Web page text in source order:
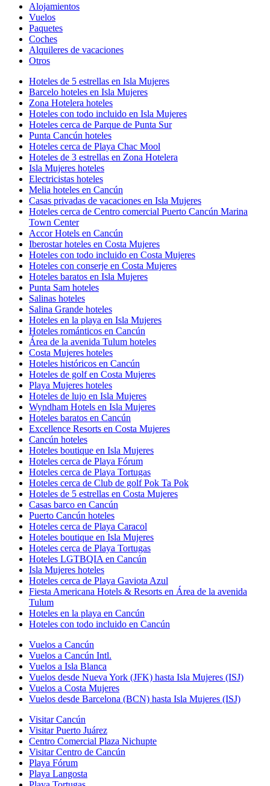
Alojamientos
Vuelos
Paquetes
Coches
Alquileres de vacaciones
Otros
Hoteles de 5 estrellas en Isla Mujeres
Barcelo hoteles en Isla Mujeres
Zona Hotelera hoteles
Hoteles con todo incluido en Isla Mujeres
Hoteles cerca de Parque de Punta Sur
Punta Cancún hoteles
Hoteles cerca de Playa Chac Mool
Hoteles de 3 estrellas en Zona Hotelera
Isla Mujeres hoteles
Electricistas hoteles
Melia hoteles en Cancún
Casas privadas de vacaciones en Isla Mujeres
Hoteles cerca de Centro comercial Puerto Cancún Marina
Town Center
Accor Hotels en Cancún
Iberostar hoteles en Costa Mujeres
Hoteles con todo incluido en Costa Mujeres
Hoteles con conserje en Costa Mujeres
Hoteles baratos en Isla Mujeres
Punta Sam hoteles
Salinas hoteles
Salina Grande hoteles
Hoteles en la playa en Isla Mujeres
Hoteles románticos en Cancún
Área de la avenida Tulum hoteles
Costa Mujeres hoteles
Hoteles históricos en Cancún
Hoteles de golf en Costa Mujeres
Playa Mujeres hoteles
Hoteles de lujo en Isla Mujeres
Wyndham Hotels en Isla Mujeres
Hoteles baratos en Cancún
Excellence Resorts en Costa Mujeres
Cancún hoteles
Hoteles boutique en Isla Mujeres
Hoteles cerca de Playa Fórum
Hoteles cerca de Playa Tortugas
Hoteles cerca de Club de golf Pok Ta Pok
Hoteles de 5 estrellas en Costa Mujeres
Casas barco en Cancún
Puerto Cancún hoteles
Hoteles cerca de Playa Caracol
Hoteles boutique en Isla Mujeres
Hoteles cerca de Playa Tortugas
Hoteles LGTBQIA en Cancún
Isla Mujeres hoteles
Hoteles cerca de Playa Gaviota Azul
Fiesta Americana Hotels & Resorts en Área de la avenida
Tulum
Hoteles en la playa en Cancún
Hoteles con todo incluido en Cancún
Vuelos a Cancún
Vuelos a Cancún Intl.
Vuelos a Isla Blanca
Vuelos desde Nueva York (JFK) hasta Isla Mujeres (ISJ)
Vuelos a Costa Mujeres
Vuelos desde Barcelona (BCN) hasta Isla Mujeres (ISJ)
Visitar Cancún
Visitar Puerto Juárez
Centro Comercial Plaza Nichupte
Visitar Centro de Cancún
Playa Fórum
Playa Langosta